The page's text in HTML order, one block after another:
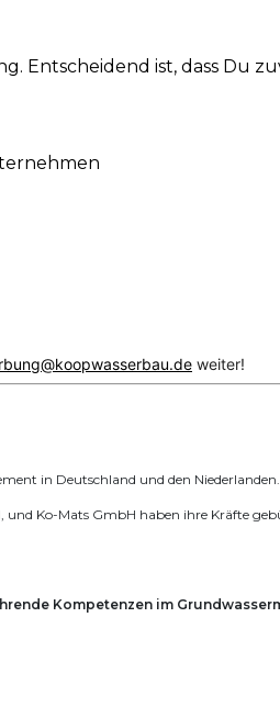
Entscheidend ist, dass Du
weiter!
in Deutschland und den
Ko-Mats GmbH haben ihre Kräfte
Kompetenzen im